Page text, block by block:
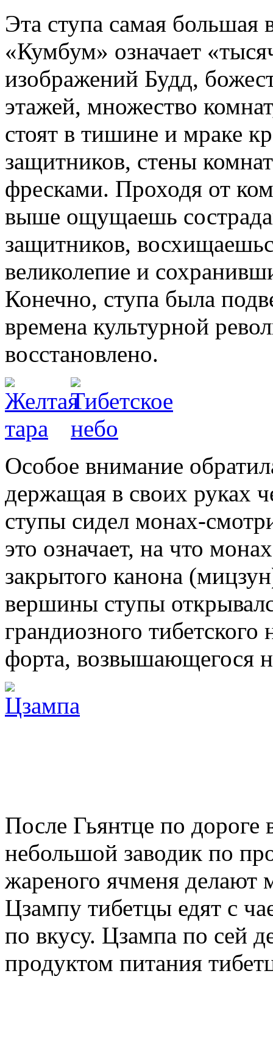
Эта ступа самая большая
«Кумбум» означает
изображений Будд,
этажей, множество
стоят в тишине и мраке
защитников, стены
фресками. Проходя от
выше ощущаешь
защитников,
великолепие и
Конечно, ступа была
времена культурной
восстановлено.
Особое внимание
держащая в своих руках
ступы сидел монах-
это означает, на что
закрытого канона
вершины ступы
грандиозного
форта, возвышающегося
После Гьянтце по
небольшой заводик по
жареного ячменя делают
Цзампу тибетцы едят с
по вкусу. Цзампа по сей
продуктом питания